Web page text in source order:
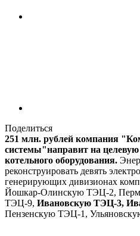
Поделиться
251 млн. рублей компания
системы"направит на
котельного оборудования.
реконструировать девять
генерирующих дивизионах
Йошкар-Олинскую ТЭЦ-2,
ТЭЦ-9, Ивановскую ТЭЦ-3,
Пензенскую ТЭЦ-1,